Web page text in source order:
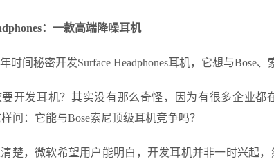
：一款高端降噪耳机
时间秘密开发Surface Headphones耳机，它想与Bose、
开发耳机？其实没有那么奇怪，因为有很多企业都
问：它能与Bose索尼顶级耳机竞争吗？
楚，微软希望用户能明白，开发耳机并非一时兴起